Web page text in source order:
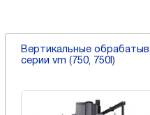
Вертикальные
серии vm (750, 750l)